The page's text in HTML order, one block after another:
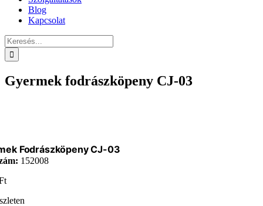
Blog
Kapcsolat
Keresés...
Gyermek fodrászköpeny CJ-03
Fodrászköpeny CJ-03
152008